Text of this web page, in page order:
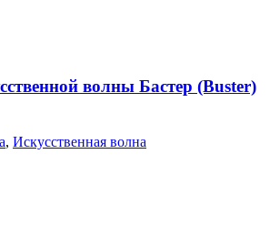
волны Бастер (Buster)
, Искусственная волна